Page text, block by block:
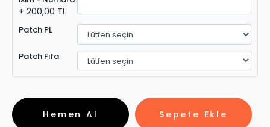
+ 200,00 TL
Patch PL
Patch Fifa
Sepete Ekle
Hemen Al